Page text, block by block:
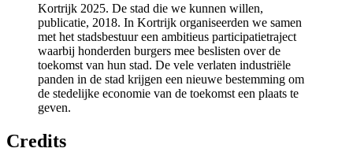
Kortrijk 2025. De stad die we kunnen willen,
publicatie, 2018. In Kortrijk organiseerden we samen
met het stadsbestuur een ambitieus participatietraject
waarbij honderden burgers mee beslisten over de
toekomst van hun stad. De vele verlaten industriële
panden in de stad krijgen een nieuwe bestemming om
de stedelijke economie van de toekomst een plaats te
geven.
Credits